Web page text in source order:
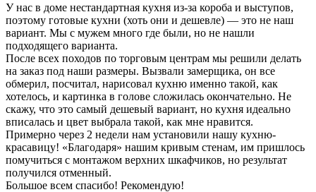
У нас в доме нестандартная кухня из-за короба и выступов,
поэтому готовые кухни (хоть они и дешевле) — это не наш
вариант. Мы с мужем много где были, но не нашли
подходящего варианта.
После всех походов по торговым центрам мы решили делать
на заказ под наши размеры. Вызвали замерщика, он все
обмерил, посчитал, нарисовал кухню именно такой, как
хотелось, и картинка в голове сложилась окончательно. Не
скажу, что это самый дешевый вариант, но кухня идеально
вписалась и цвет выбрала такой, как мне нравится.
Примерно через 2 недели нам установили нашу кухню-
красавицу! «Благодаря» нашим кривым стенам, им пришлось
помучиться с монтажом верхних шкафчиков, но результат
получился отменный.
Большое всем спасибо! Рекомендую!